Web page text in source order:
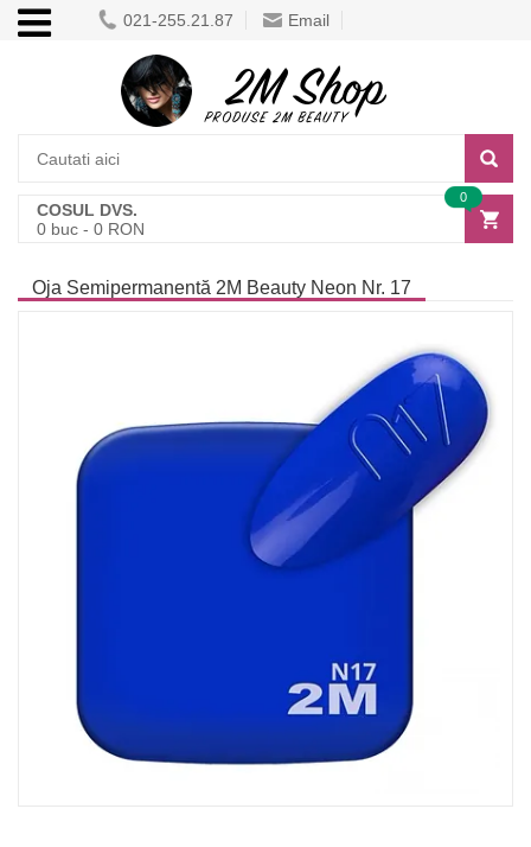
021-255.21.87 Email
COSUL DVS.
0 buc - 0 RON
0
Oja Semipermanentă 2M Beauty Neon Nr. 17